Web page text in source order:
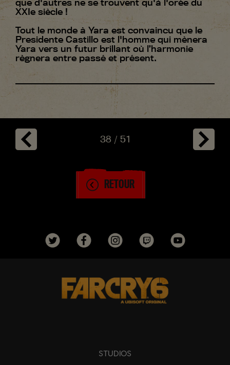
38 / 51
RETOUR
que d'autres ne se trouvent qu'à l'orée du
XXIe siècle !
Tout le monde à Yara est convaincu que le
Presidente Castillo est l'homme qui mènera
Yara vers un futur brillant où l’harmonie
règnera entre passé et présent.
STUDIOS